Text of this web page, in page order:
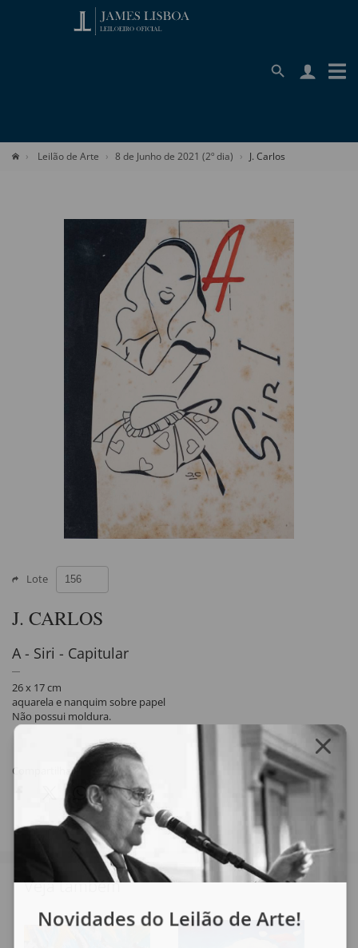
Leilão de Arte 8 de Junho de 2021 (2º dia) J. Carlos
Lote
J. CARLOS
A - Siri - Capitular
26 x 17 cm
aquarela e nanquim sobre papel
Não possui moldura.
Compartilhar
Veja também
Novidades do Leilão de Arte!